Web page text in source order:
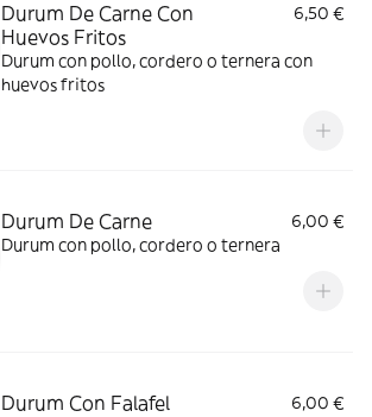
Durum De Carne Con
Huevos Fritos
6,50 €
Durum con pollo, cordero o ternera con
huevos fritos
Durum De Carne
6,00 €
Durum con pollo, cordero o ternera
Durum Con Falafel
6,00 €